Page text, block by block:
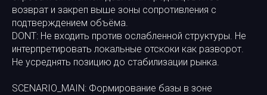
возврат и закреп выше зоны сопротивления с
подтверждением объёма.
DONT: Не входить против ослабленной структуры. Не
интерпретировать локальные отскоки как разворот.
Не усреднять позицию до стабилизации рынка.
SCENARIO_MAIN: Формирование базы в зоне